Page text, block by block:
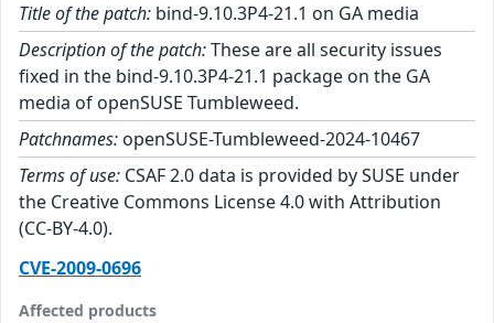
Title of the patch: bind-9.10.3P4-21.1 on GA media
Description of the patch:These are all security issues
fixed in the bind-9.10.3P4-21.1 package on the GA
media of openSUSE Tumbleweed.
Patchnames: openSUSE-Tumbleweed-2024-10467
Terms of use: CSAF 2.0 data is provided by SUSE under
the Creative Commons License 4.0 with Attribution
(CC-BY-4.0).
CVE-2009-0696
Affected products